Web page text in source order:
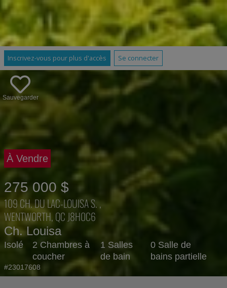
Inscrivez-vous pour plus d'accès Se connecter
Sauvegarder
À Vendre
275 000 $
109 CH. DU LAC-LOUISA S. ,
WENTWORTH, QC J8H0C6
Ch. Louisa
Isolé
2 Chambres à
coucher
1 Salles
de bain
0 Salle de
bains partielle
#23017608